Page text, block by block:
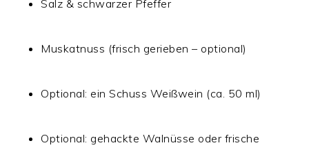
Salz & schwarzer Pfeffer
Muskatnuss (frisch gerieben – optional)
Optional: ein Schuss Weißwein (ca. 50 ml)
Optional: gehackte Walnüsse oder frische